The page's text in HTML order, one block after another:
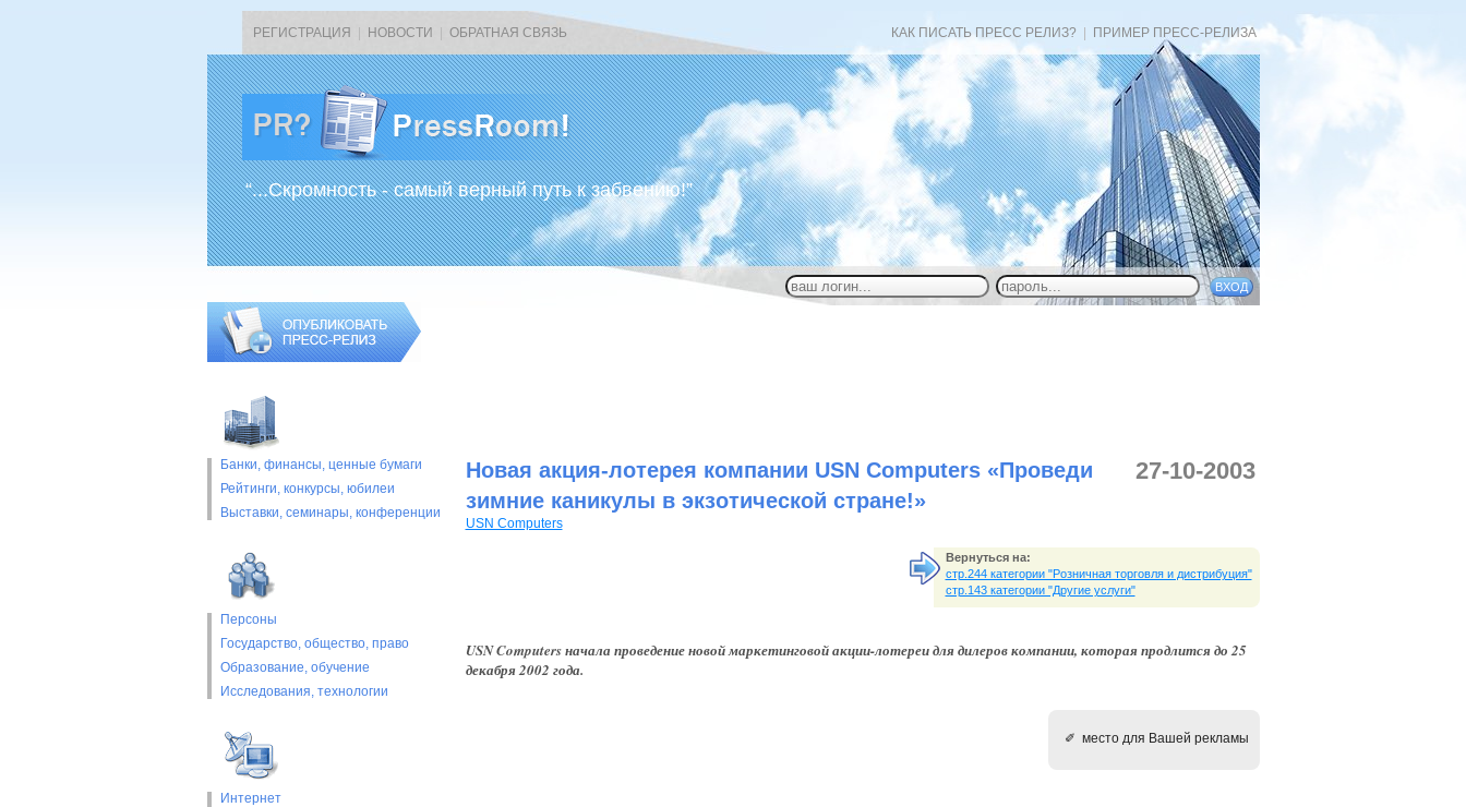
РЕГИСТРАЦИЯ НОВОСТИ ОБРАТНАЯ СВЯЗЬ КАК ПИСАТЬ ПРЕСС РЕЛИЗ? ПРИМЕР ПРЕСС-РЕЛИЗА
“...Скромность - самый верный путь к забвению!”
Банки, финансы, ценные бумаги
Рейтинги, конкурсы, юбилеи
Выставки, cеминары, конференции
Персоны
Государство, общество, право
Образование, обучение
Исследования, технологии
Интернет
Новая акция-лотерея компании USN Computers «Проведи
зимние каникулы в экзотической стране!»
USN Computers
27-10-2003
Вернуться на:
стр.244 категории "Розничная торговля и дистрибуция"
стр.143 категории "Другие услуги"
USN Computers начала проведение новой маркетинговой акции-лотереи для дилеров компании, которая продлится до 25
декабря 2002 года.
✐ место для Вашей рекламы